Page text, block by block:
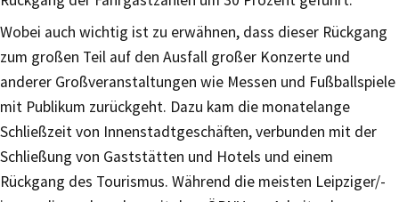
Wobei auch wichtig ist zu erwähnen, dass dieser Rückgang
zum großen Teil auf den Ausfall großer Konzerte und
anderer Großveranstaltungen wie Messen und Fußballspiele
mit Publikum zurückgeht. Dazu kam die monatelange
Schließzeit von Innenstadtgeschäften, verbunden mit der
Schließung von Gaststätten und Hotels und einem
Rückgang des Tourismus. Während die meisten Leipziger/-